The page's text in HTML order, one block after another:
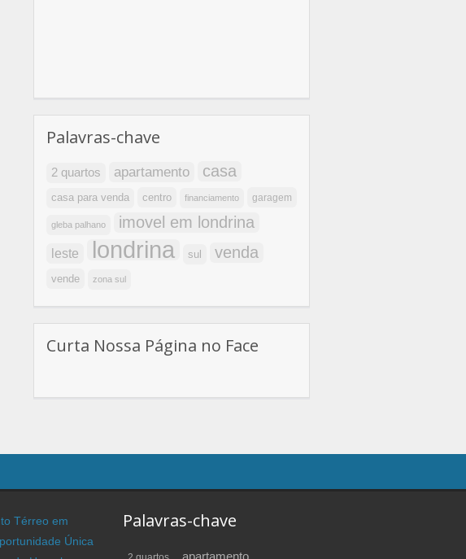
Palavras-chave
2 quartos apartamento casa
casa para venda centro financiamento garagem
gleba palhano imovel em londrina
leste londrina sul venda
vende zona sul
Curta Nossa Página no Face
Térreo em
Única
Palavras-chave
apartamento